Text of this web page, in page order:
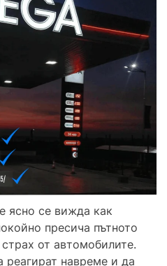
ясно се вижда как
пресича пътното
от автомобилите.
навреме и да